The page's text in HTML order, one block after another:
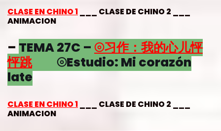
CLASE EN CHINO 1 ___ CLASE DE CHINO 2 ___
ANIMACION
– TEMA 27C – ⦾习作：我的心儿怦
怦跳⦾Estudio: Mi corazón
late
CLASE EN CHINO 1 ___ CLASE DE CHINO 2 ___
ANIMACION